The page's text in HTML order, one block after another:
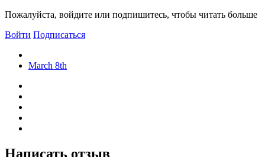
Пожалуйста, войдите или подпишитесь, чтобы читать больше
Войти Подписаться
March 8th
Написать отзыв